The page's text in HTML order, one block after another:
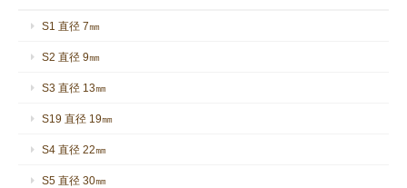
S1 直径 7㎜
S2 直径 9㎜
S3 直径 13㎜
S19 直径 19㎜
S4 直径 22㎜
S5 直径 30㎜